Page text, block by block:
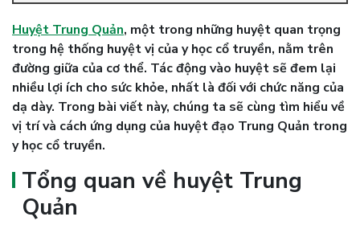
Huyệt Trung Quản, một trong những huyệt quan trọng
trong hệ thống huyệt vị của y học cổ truyền, nằm trên
đường giữa của cơ thể. Tác động vào huyệt sẽ đem lại
nhiều lợi ích cho sức khỏe, nhất là đối với chức năng của
dạ dày. Trong bài viết này, chúng ta sẽ cùng tìm hiểu về
vị trí và cách ứng dụng của huyệt đạo Trung Quản trong
y học cổ truyền.
Tổng quan về huyệt Trung
Quản